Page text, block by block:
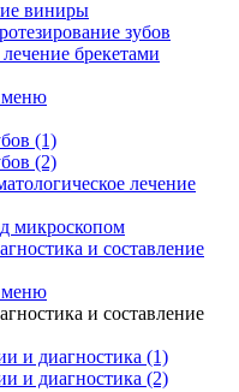
виниры
зубов
брекетами
(1)
(2)
лечение
микроскопом
и составление
и составление
и диагностика (1)
и диагностика (2)